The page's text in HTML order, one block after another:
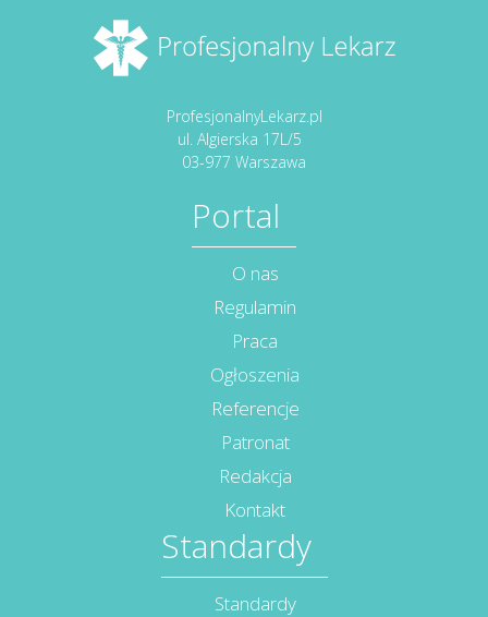
ProfesjonalnyLekarz.pl
ul. Algierska 17L/5
03-977 Warszawa
Portal
O nas
Regulamin
Praca
Ogłoszenia
Referencje
Patronat
Redakcja
Kontakt
Standardy
Standardy